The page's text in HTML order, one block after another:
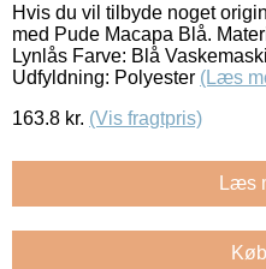
Hvis du vil tilbyde noget
med Pude Macapa Blå.
Lynlås Farve: Blå
Udfyldning: Polyester (Læs
163.8 kr. (Vis fragtpris)
Læs